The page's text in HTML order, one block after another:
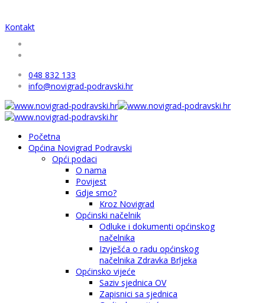
Kontakt
048 832 133
info@novigrad-podravski.hr
Početna
Općina Novigrad Podravski
Opći podaci
O nama
Povijest
Gdje smo?
Kroz Novigrad
Općinski načelnik
Odluke i dokumenti općinskog
načelnika
Izvješća o radu općinskog
načelnika Zdravka Brljeka
Općinsko vijeće
Saziv sjednica OV
Zapisnici sa sjednica